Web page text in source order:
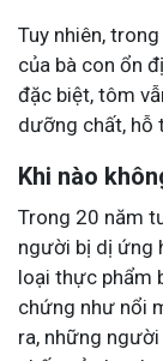
Tuy nhiên,
của bà con ổn
đặc biệt, tôm
dưỡng chất, hỗ
Khi nào
Trong 20 năm
người bị dị ứng
loại thực phẩm
chứng như nổi
ra, những